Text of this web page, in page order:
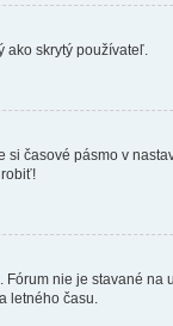
ako skrytý používateľ.
časové pásmo v
nie je stavané na
letného času.